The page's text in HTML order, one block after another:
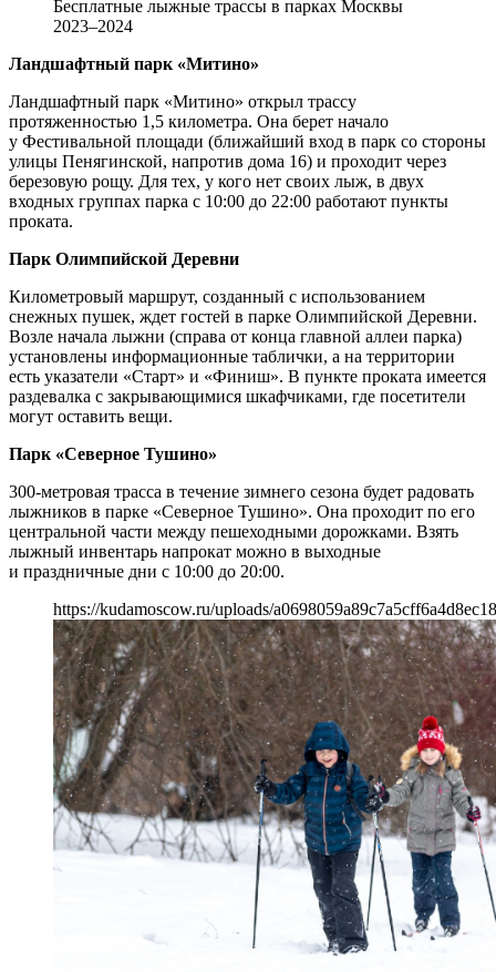
Бесплатные лыжные трассы в парках Москвы
2023–2024
Ландшафтный парк «Митино»
Ландшафтный парк «Митино» открыл трассу
протяженностью 1,5 километра. Она берет начало
у Фестивальной площади (ближайший вход в парк со стороны
улицы Пенягинской, напротив дома 16) и проходит через
березовую рощу. Для тех, у кого нет своих лыж, в двух
входных группах парка с 10:00 до 22:00 работают пункты
проката.
Парк Олимпийской Деревни
Километровый маршрут, созданный с использованием
снежных пушек, ждет гостей в парке Олимпийской Деревни.
Возле начала лыжни (справа от конца главной аллеи парка)
установлены информационные таблички, а на территории
есть указатели «Старт» и «Финиш». В пункте проката имеется
раздевалка с закрывающимися шкафчиками, где посетители
могут оставить вещи.
Парк «Северное Тушино»
300-метровая трасса в течение зимнего сезона будет радовать
лыжников в парке «Северное Тушино». Она проходит по его
центральной части между пешеходными дорожками. Взять
лыжный инвентарь напрокат можно в выходные
и праздничные дни с 10:00 до 20:00.
https://kudamoscow.ru/uploads/